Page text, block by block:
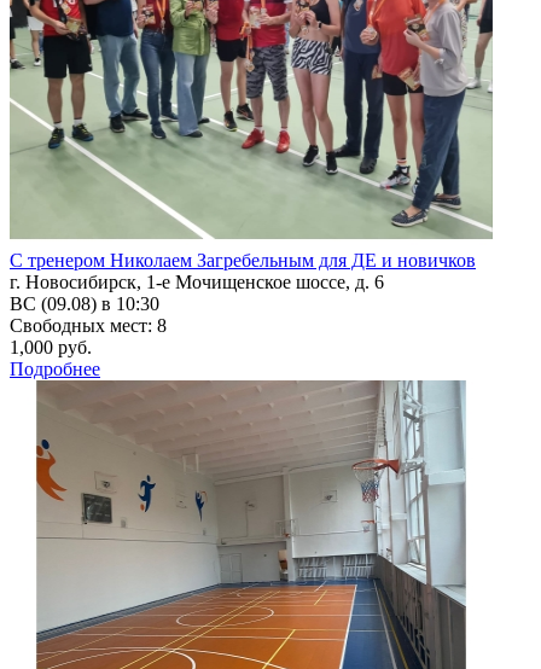
С тренером Николаем Загребельным для ДЕ и новичков
г. Новосибирск, 1-е Мочищенское шоссе, д. 6
ВС (09.08) в 10:30
Свободных мест: 8
1,000 руб.
Подробнее